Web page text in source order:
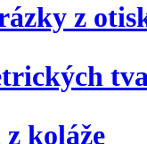
z
koláže